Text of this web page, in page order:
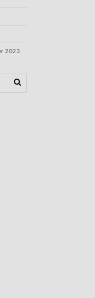
2023